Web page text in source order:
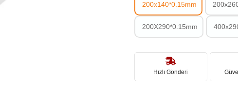
200x140*0.15mm
200X290*0.15mm
Hızlı Gönderi